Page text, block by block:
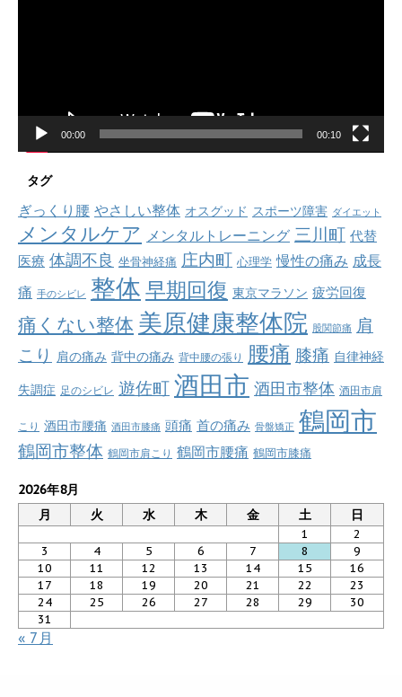
00:00 00:10
タグ
ぎっくり腰 やさしい整体 オスグッド スポーツ障害 ダイエット
メンタルケア メンタルトレーニング 三川町 代替
医療 体調不良 坐骨神経痛 庄内町 心理学 慢性の痛み 成長
痛 手のシビレ 整体 早期回復 東京マラソン 疲労回復
痛くない整体 美原健康整体院 股関節痛 肩
こり 肩の痛み 背中の痛み 背中腰の張り 腰痛 膝痛 自律神経
失調症 足のシビレ 遊佐町 酒田市 酒田市整体 酒田市肩
こり 酒田市腰痛 酒田市膝痛 頭痛 首の痛み 骨盤矯正 鶴岡市
鶴岡市整体 鶴岡市肩こり 鶴岡市腰痛 鶴岡市膝痛
2026年8月
月
火 水 木 金 土 日
1
2
3
4 5 6 7 8
9
10
11 12 13 14 15
16
17
18 19 20 21 22
23
24
25 26 27 28 29
30
31
« 7月